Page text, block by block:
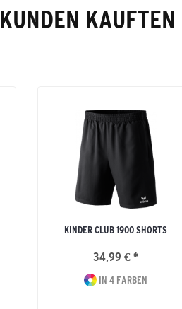
KUNDEN KAUFTEN
KINDER CLUB 1900 SHORTS
34,99 € *
IN 4 FARBEN